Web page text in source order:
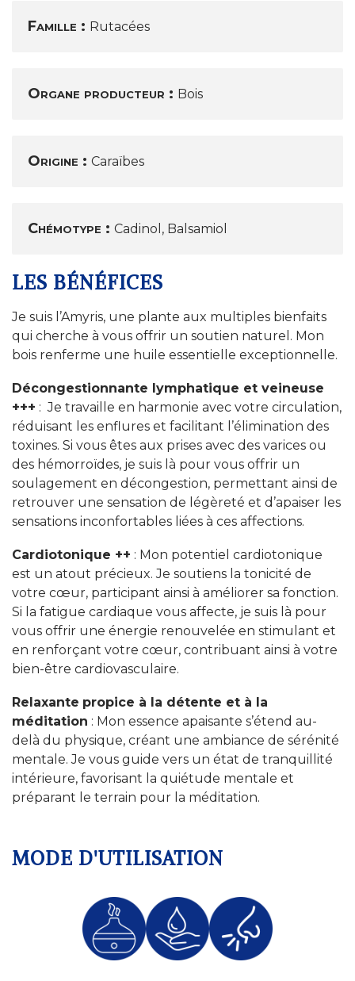
Famille : Rutacées
Organe producteur : Bois
Origine : Caraïbes
Chémotype : Cadinol, Balsamiol
LES BÉNÉFICES
Je suis l’Amyris, une plante aux multiples bienfaits
qui cherche à vous offrir un soutien naturel. Mon
bois renferme une huile essentielle exceptionnelle.
Décongestionnante lymphatique et veineuse
+++ : Je travaille en harmonie avec votre circulation,
réduisant les enflures et facilitant l’élimination des
toxines. Si vous êtes aux prises avec des varices ou
des hémorroïdes, je suis là pour vous offrir un
soulagement en décongestion, permettant ainsi de
retrouver une sensation de légèreté et d’apaiser les
sensations inconfortables liées à ces affections.
Cardiotonique ++ : Mon potentiel cardiotonique
est un atout précieux. Je soutiens la tonicité de
votre cœur, participant ainsi à améliorer sa fonction.
Si la fatigue cardiaque vous affecte, je suis là pour
vous offrir une énergie renouvelée en stimulant et
en renforçant votre cœur, contribuant ainsi à votre
bien-être cardiovasculaire.
Relaxante propice à la détente et à la
méditation : Mon essence apaisante s’étend au-
delà du physique, créant une ambiance de sérénité
mentale. Je vous guide vers un état de tranquillité
intérieure, favorisant la quiétude mentale et
préparant le terrain pour la méditation.
MODE D'UTILISATION